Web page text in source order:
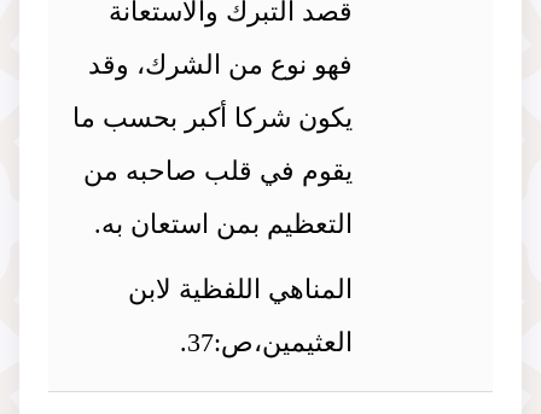
قصد التبرك والاستعانة
فهو نوع من الشرك، وقد
يكون شركا أكبر بحسب ما
يقوم في قلب صاحبه من
التعظيم بمن استعان به.
المناهي اللفظية لابن
العثيمين،ص:37.